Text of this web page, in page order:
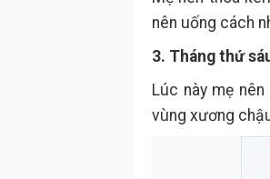
nên uống cách
3. Tháng thứ
Lúc này mẹ
vùng xương